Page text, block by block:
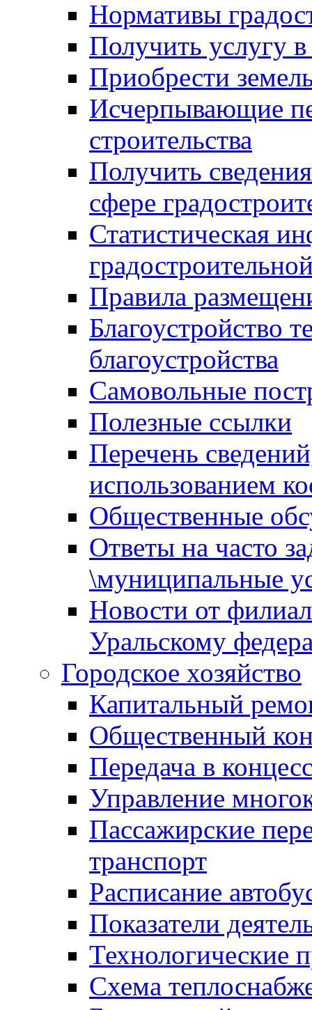
Нормативы
Получить услугу в
Приобрести
Исчерпывающие
строительства
Получить
сфере
Статистическая
Правила
Благоустройство
благоустройства
Самовольные
Полезные ссылки
Перечень
использованием
Общественные
Ответы на часто
\муниципальные
Новости от
Уральскому
Городское хозяйство
Капитальный
Общественный
Передача в
Управление
Пассажирские
транспорт
Расписание
Показатели
Технологические
Схема